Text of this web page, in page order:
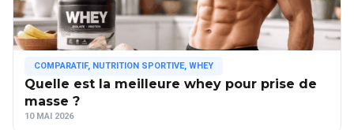
COMPARATIF, NUTRITION SPORTIVE, WHEY
Quelle est la meilleure whey pour prise de
masse ?
10 MAI 2026